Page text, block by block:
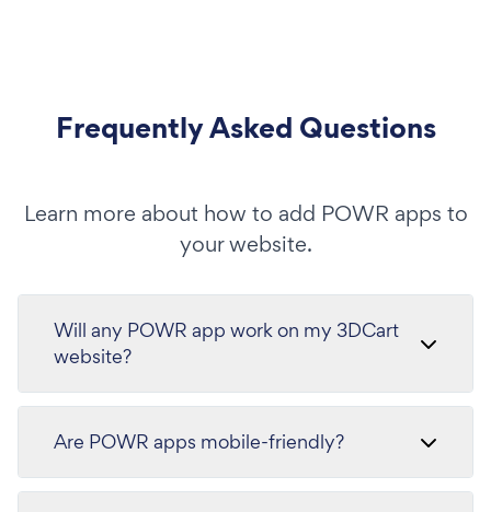
Frequently Asked Questions
Learn more about how to add POWR apps to
your website.
Will any POWR app work on my 3DCart
website?
Are POWR apps mobile-friendly?